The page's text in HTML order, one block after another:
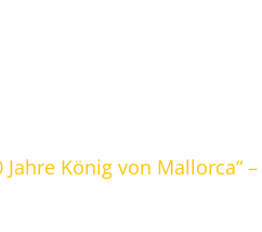
König von Mallorca“